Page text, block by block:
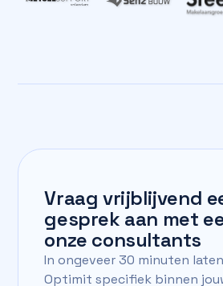
Vraag vrijblijvend
gesprek aan met
onze consultants
In ongeveer 30 minuten
Optimit specifiek binnen